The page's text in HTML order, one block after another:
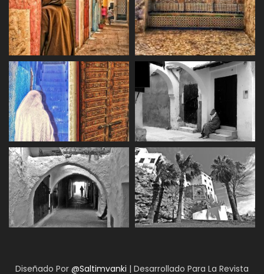
Diseñado Por @Saltimvanki | Desarrollado Para La Revista